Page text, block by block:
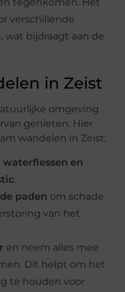
verschillende
wat bijdraagt aan de
in Zeist
omgeving
genieten. Hier
wandelen in Zeist:
en
.
paden om schade
van het
en neem alles mee
Dit helpt om het
te houden voor